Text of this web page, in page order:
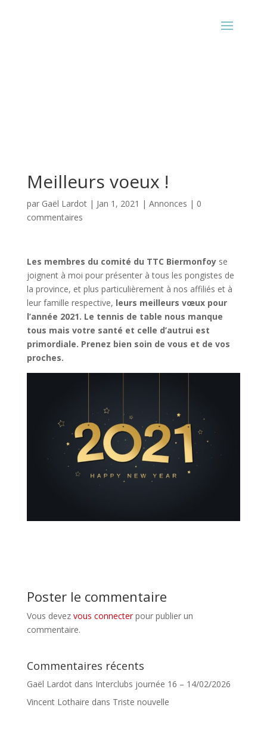
Meilleurs voeux !
par Gaël Lardot| Jan 1, 2021 | Annonces | 0
commentaires
Les membres du comité du TTC Biermonfoyse
joignent à moi pour présenter à tous les pongistes de
la province, et plus particulièrement à nos affiliés et à
leur famille respective, leurs meilleurs vœux pour
l’année 2021. Le tennis de table nous manque
tous mais votre santé et celle d’autrui est
primordiale. Prenez bien soin de vous et de vos
proches.
Poster le commentaire
Vous devez vous connecterpour publier un
commentaire.
Commentaires récents
Gaël Lardotdans Interclubs journée 16 – 14/02/2026
Vincent Lothaire dans Triste nouvelle